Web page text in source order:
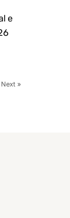
e
Next »